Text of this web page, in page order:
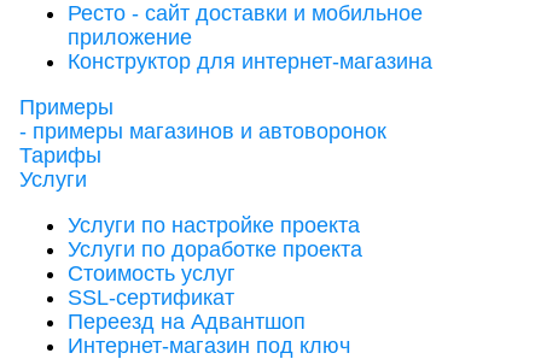
Ресто - сайт доставки и мобильное
приложение
Конструктор для интернет-магазина
Примеры
- примеры магазинов и автоворонок
Тарифы
Услуги
Услуги по настройке проекта
Услуги по доработке проекта
Стоимость услуг
SSL-сертификат
Переезд на Адвантшоп
Интернет-магазин под ключ